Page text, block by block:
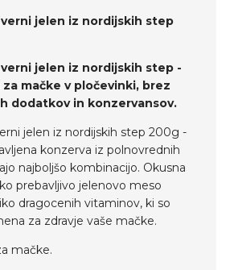
jelen iz nordijskih step
jelen iz nordijskih step -
mačke v pločevinki, brez
dodatkov in konzervansov.
jelen iz nordijskih step 200g -
konzerva iz polnovrednih
najboljšo kombinacijo. Okusna
prebavljivo jelenovo meso
dragocenih vitaminov, ki so
za zdravje vaše mačke.
mačke.